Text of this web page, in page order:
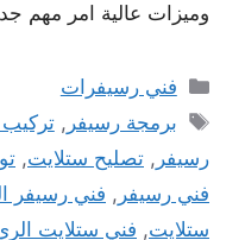
وميزات عالية امر مهم
التصنيفات
فني رسيفرات
الوسوم
برمجة رسيفر ,
رسيفر , تصليح ستلايت,
فني رسيفر , فني رسيفر
ستلايت, فني ستلايت